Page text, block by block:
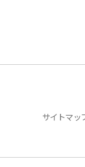
サイトマッ